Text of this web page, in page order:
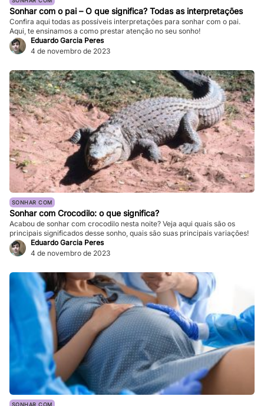
Sonhar com o pai – O que significa? Todas as interpretações
Confira aqui todas as possíveis interpretações para sonhar com o pai.
Aqui, te ensinamos a como prestar atenção no seu sonho!
Eduardo Garcia Peres
4 de novembro de 2023
SONHAR COM
Sonhar com Crocodilo: o que significa?
Acabou de sonhar com crocodilo nesta noite? Veja aqui quais são os
principais significados desse sonho, quais são suas principais variações!
Eduardo Garcia Peres
4 de novembro de 2023
SONHAR COM